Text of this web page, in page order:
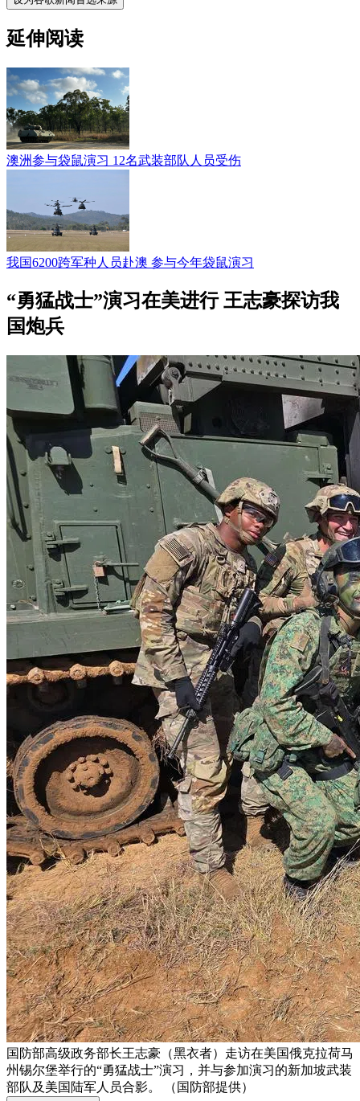
延伸阅读
澳洲参与袋鼠演习 12名武装部队人员受伤
我国6200跨军种人员赴澳 参与今年袋鼠演习
“勇猛战士”演习在美进行 王志豪探访我
国炮兵
国防部高级政务部长王志豪（黑衣者）走访在美国俄克拉荷马
州锡尔堡举行的“勇猛战士”演习，并与参加演习的新加坡武装
部队及美国陆军人员合影。 （国防部提供）